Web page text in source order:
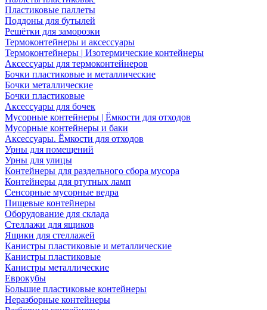
Пластиковые паллеты
Поддоны для бутылей
Решётки для заморозки
Термоконтейнеры и аксессуары
Термоконтейнеры | Изотермические контейнеры
Аксессуары для термоконтейнеров
Бочки пластиковые и металлические
Бочки металлические
Бочки пластиковые
Аксессуары для бочек
Мусорные контейнеры | Ёмкости для отходов
Мусорные контейнеры и баки
Аксессуары. Ёмкости для отходов
Урны для помещений
Урны для улицы
Контейнеры для раздельного сбора мусора
Контейнеры для ртутных ламп
Сенсорные мусорные ведра
Пищевые контейнеры
Оборудование для склада
Стеллажи для ящиков
Ящики для стеллажей
Канистры пластиковые и металлические
Канистры пластиковые
Канистры металлические
Еврокубы
Большие пластиковые контейнеры
Неразборные контейнеры